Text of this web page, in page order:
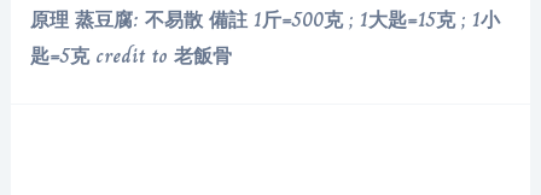
原理 蒸豆腐: 不易散 備註 1斤=500克 ; 1大匙=15克 ; 1小
匙=5克 credit to 老飯骨